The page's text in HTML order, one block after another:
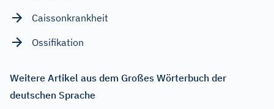
Caissonkrankheit
Ossifikation
Weitere Artikel aus dem Großes Wörterbuch der
deutschen Sprache